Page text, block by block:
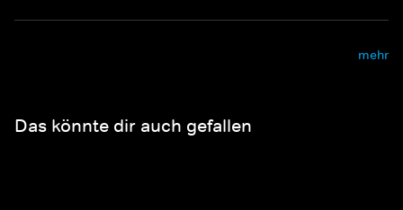
mehr
Das könnte dir auch gefallen